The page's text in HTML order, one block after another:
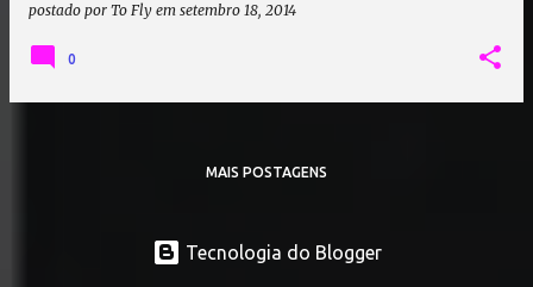
postado por To Fly em setembro 18, 2014
0
MAIS POSTAGENS
Tecnologia do Blogger